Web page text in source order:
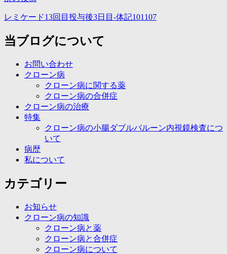
レミケード13回目投与後3日目-体記101107
当ブログについて
お問い合わせ
クローン病
クローン病に関する薬
クローン病の合併症
クローン病の治療
特集
クローン病の小腸ダブルバルーン内視鏡検査につ
いて
病歴
私について
カテゴリー
お知らせ
クローン病の知識
クローン病と薬
クローン病と合併症
クローン病について